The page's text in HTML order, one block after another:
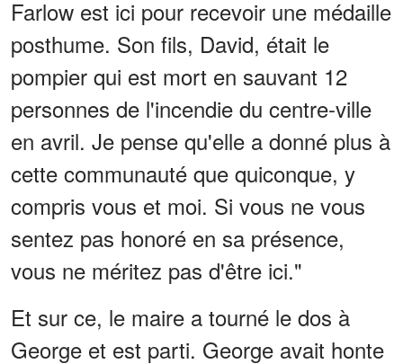
Farlow est ici pour recevoir une médaille
posthume. Son fils, David, était le
pompier qui est mort en sauvant 12
personnes de l'incendie du centre-ville
en avril. Je pense qu'elle a donné plus à
cette communauté que quiconque, y
compris vous et moi. Si vous ne vous
sentez pas honoré en sa présence,
vous ne méritez pas d'être ici."
Et sur ce, le maire a tourné le dos à
George et est parti. George avait honte